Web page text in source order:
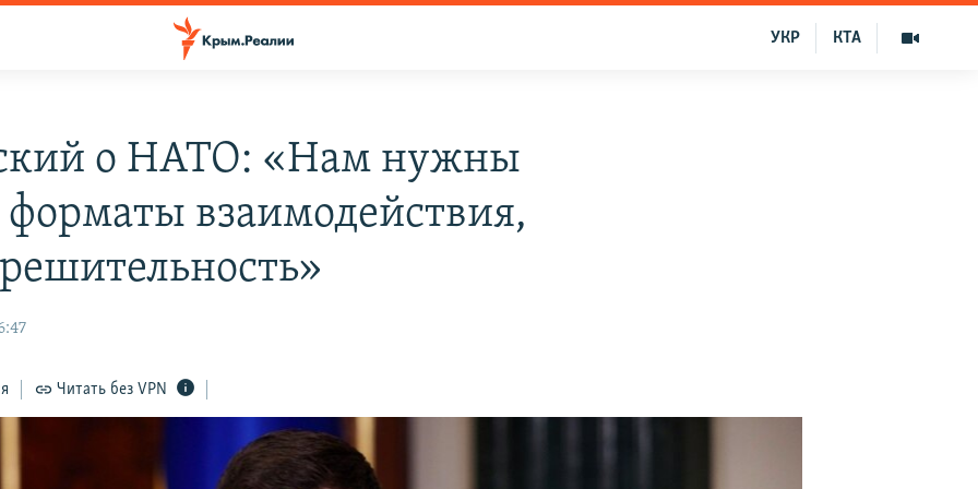
КТА
УКР
о НАТО: «Нам нужны
взаимодействия,
Читать без VPN